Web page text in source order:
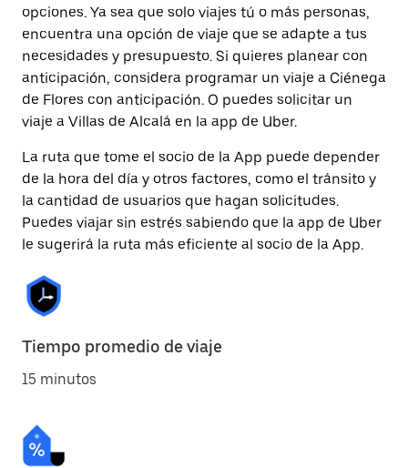
opciones. Ya sea que solo viajes tú o más personas,
encuentra una opción de viaje que se adapte a tus
necesidades y presupuesto. Si quieres planear con
anticipación, considera programar un viaje a Ciénega
de Flores con anticipación. O puedes solicitar un
viaje a Villas de Alcalá en la app de Uber.
La ruta que tome el socio de la App puede depender
de la hora del día y otros factores, como el tránsito y
la cantidad de usuarios que hagan solicitudes.
Puedes viajar sin estrés sabiendo que la app de Uber
le sugerirá la ruta más eficiente al socio de la App.
Tiempo promedio de viaje
15 minutos